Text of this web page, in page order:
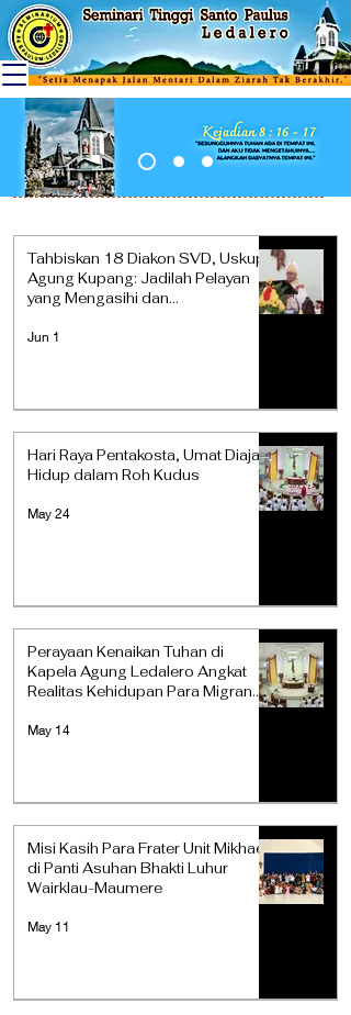
Tahbiskan 18 Diakon SVD, Uskup
Agung Kupang: Jadilah Pelayan
yang Mengasihi dan
Jun 1
Hari Raya Pentakosta, Umat Diajak
Hidup dalam Roh Kudus
May 24
Perayaan Kenaikan Tuhan di
Kapela Agung Ledalero Angkat
Realitas Kehidupan Para Migran
May 14
Misi Kasih Para Frater Unit Mikhael
di Panti Asuhan Bhakti Luhur
Wairklau-Maumere
May 11